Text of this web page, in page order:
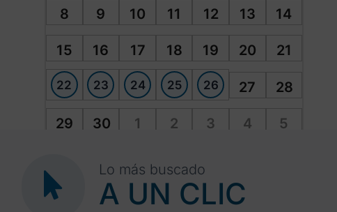
8 9 10 11 12 13 14
15 16 17 18 19 20 21
22 23 24 25 26 27 28
29 30 1 2 3 4 5
Lo más buscado
A UN CLIC